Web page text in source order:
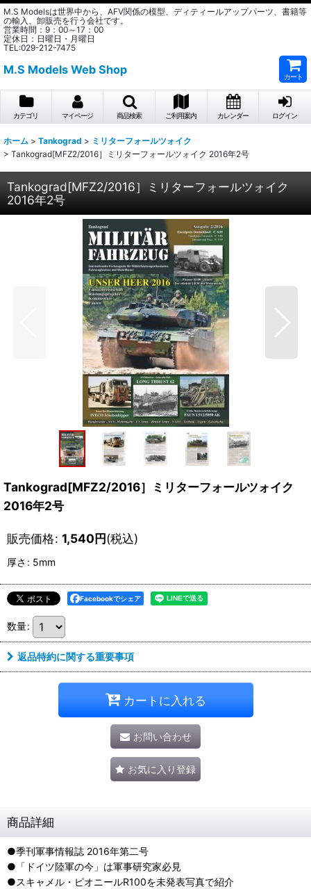
M.S Modelsは世界中から、AFV関係の模型、ディティールアップパーツ、書籍等
の輸入、卸販売を行う会社です。
営業時間：9：00～17：00
定休日：日曜日・月曜日
TEL:029-212-7475
M.S Models Web Shop
カート
カテゴリ マイページ 商品検索 ご利用案内 カレンダー ログイン
ホーム > Tankograd > ミリターフォールツォイク
> Tankograd[MFZ2/2016］ミリターフォールツォイク 2016年2号
Tankograd[MFZ2/2016］ミリターフォールツォイク
2016年2号
Tankograd[MFZ2/2016］ミリターフォールツォイク
2016年2号
販売価格: 1,540円(税込)
厚さ : 5mm
Facebookでシェア
数量:
返品特約に関する重要事項
カートに入れる
お問い合わせ
お気に入り登録
商品詳細
●季刊軍事情報誌 2016年第二号
●「ドイツ陸軍の今」は軍事研究家必見
●スキャメル・ピオニールR100を未発表写真で紹介